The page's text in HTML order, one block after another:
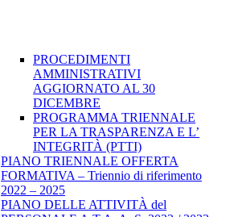
PROCEDIMENTI
AMMINISTRATIVI
AGGIORNATO AL 30
DICEMBRE
PROGRAMMA TRIENNALE
PER LA TRASPARENZA E L’
INTEGRITÀ (PTTI)
PIANO TRIENNALE OFFERTA
FORMATIVA – Triennio di riferimento
2022 – 2025
PIANO DELLE ATTIVITÀ del